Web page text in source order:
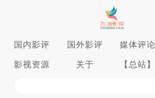
国内影评 国外影评 媒体评论
影视资源 关于 【总站】